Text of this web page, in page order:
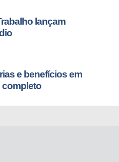
lançam
e benefícios em
completo